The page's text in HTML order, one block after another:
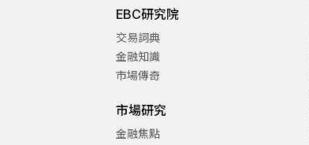
EBC研究院
交易詞典
金融知識
市場傳奇
市場研究
金融焦點